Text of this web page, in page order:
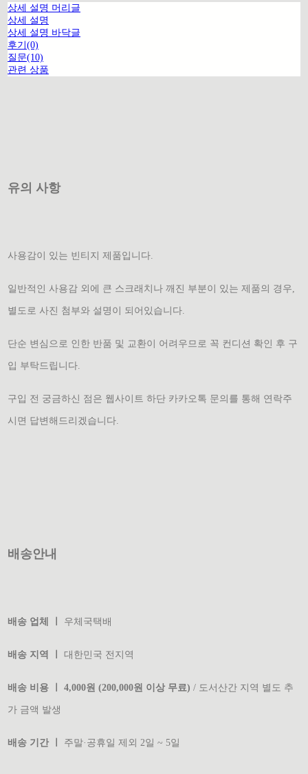
상세 설명 머리글
상세 설명
상세 설명 바닥글
후기(0)
질문(10)
관련 상품
유의 사항
사용감이 있는 빈티지 제품입니다.
일반적인 사용감 외에 큰 스크래치나 깨진 부분이 있는 제품의 경우,
별도로 사진 첨부와 설명이 되어있습니다.
단순 변심으로 인한 반품 및 교환이 어려우므로 꼭 컨디션 확인 후 구
입 부탁드립니다.
구입 전 궁금하신 점은 웹사이트 하단 카카오톡 문의를 통해 연락주
시면 답변해드리겠습니다.
배송안내
배송 업체 ㅣ 우체국택배
배송 지역 ㅣ 대한민국 전지역
배송 비용 ㅣ 4,000원 (200,000원 이상 무료) / 도서산간 지역 별도 추
가 금액 발생
배송 기간 ㅣ 주말·공휴일 제외 2일 ~ 5일